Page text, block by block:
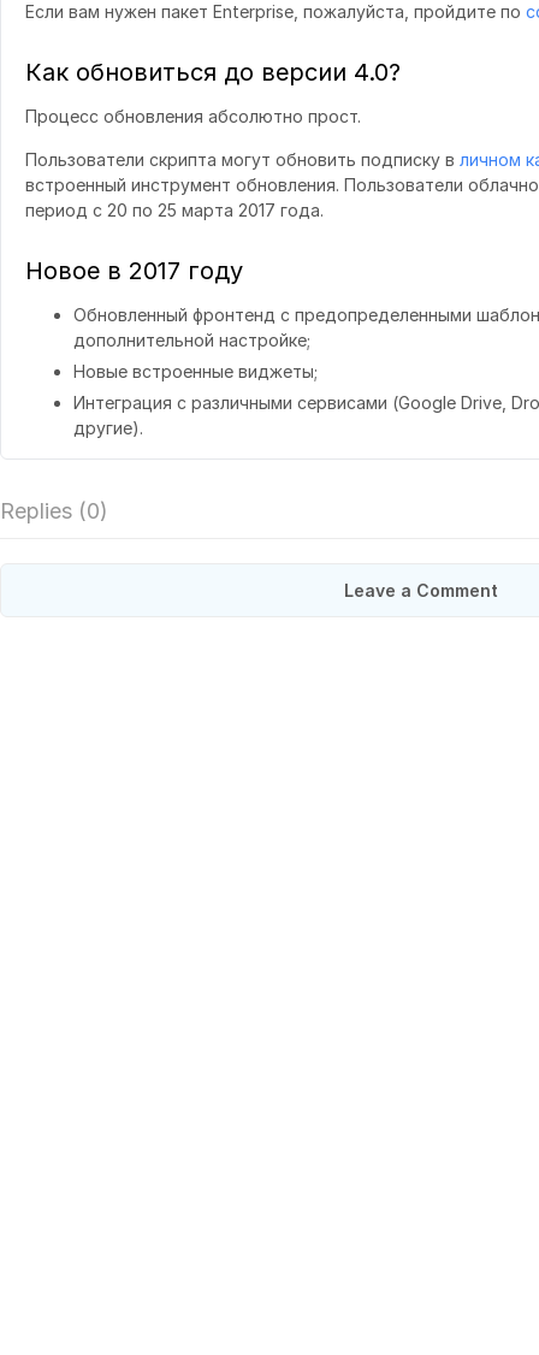
Если вам нужен пакет Enterprise, пожалуйста, пройдите по
Как обновиться до версии 4.0?
Процесс обновления абсолютно прост.
Пользователи скрипта могут обновить подписку в личном
встроенный инструмент обновления. Пользователи
период с 20 по 25 марта 2017 года.
Новое в 2017 году
Обновленный фронтенд с предопределенными
дополнительной настройке;
Новые встроенные виджеты;
Интеграция с различными сервисами (Google Drive,
другие).
Replies (0)
Leave a Comment